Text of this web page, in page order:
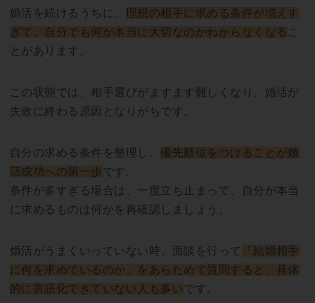
婚活を続けるうちに、 理想の相手に求める条件が増えす
ぎて、自分でも何が本当に大切なのかわからなくなる こ
とがあります。
この状態では、相手選びがますます難しくなり、婚活が
失敗に終わる原因となりがちです。
自分の求める条件を整理し、優先順位をつけることが婚
活成功への第一歩です。
条件が多すぎる場合は、一度立ち止まって、自分が本当
に求めるものは何かを再確認しましょう。
婚活がうまくいっていない時、面談を行って
「結婚相手
に何を求めているのか」をあらためて質問すると、具体
的に言語化できていない人も多いです。